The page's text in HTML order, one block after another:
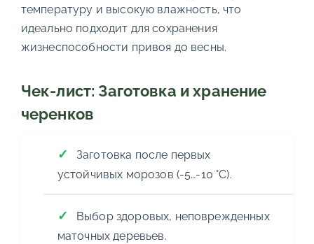
температуру и высокую влажность, что
идеально подходит для сохранения
жизнеспособности привоя до весны.
Чек-лист: Заготовка и хранение
черенков
Заготовка после первых
устойчивых морозов (-5…-10 °C).
Выбор здоровых, неповрежденных
маточных деревьев.